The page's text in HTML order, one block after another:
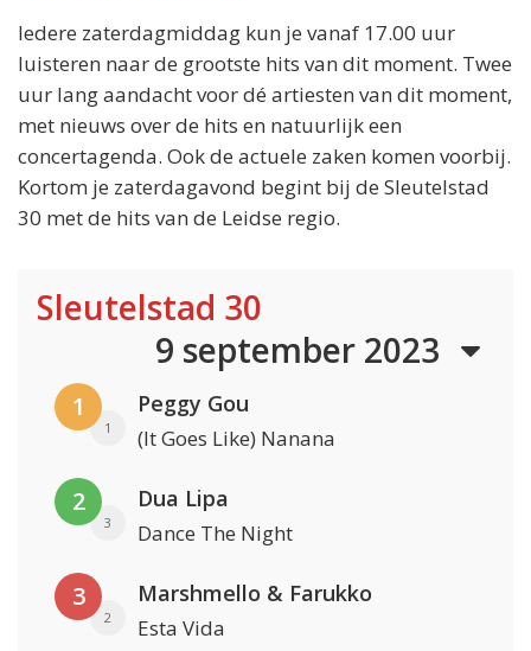
Iedere zaterdagmiddag kun je vanaf 17.00 uur
luisteren naar de grootste hits van dit moment. Twee
uur lang aandacht voor dé artiesten van dit moment,
met nieuws over de hits en natuurlijk een
concertagenda. Ook de actuele zaken komen voorbij.
Kortom je zaterdagavond begint bij de Sleutelstad
30 met de hits van de Leidse regio.
Sleutelstad 30
9 september 2023
1
1
Peggy Gou
(It Goes Like) Nanana
2
3
Dua Lipa
Dance The Night
3
2
Marshmello & Farukko
Esta Vida